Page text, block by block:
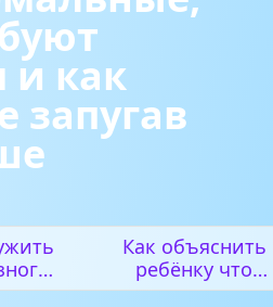
и как
запугав
Как объяснить
ребёнку что
такое хорошо и